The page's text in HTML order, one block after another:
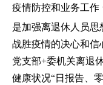
疫情防控和业务工作
是加强离退休人员
战胜疫情的决心和信
党支部+委机关离退
健康状况“日报告、